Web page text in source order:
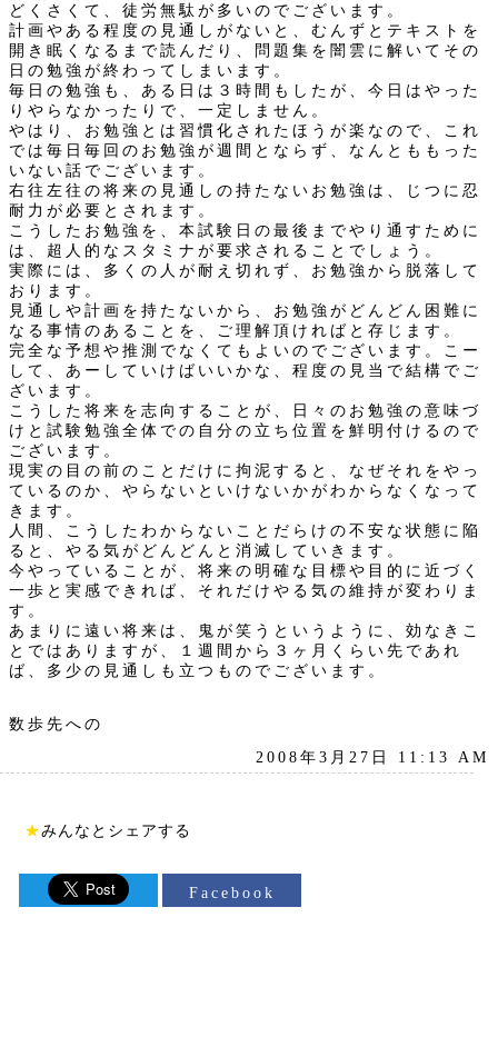
どくさくて、徒労無駄が多いのでございます。
計画やある程度の見通しがないと、むんずとテキストを
開き眠くなるまで読んだり、問題集を闇雲に解いてその
日の勉強が終わってしまいます。
毎日の勉強も、ある日は３時間もしたが、今日はやった
りやらなかったりで、一定しません。
やはり、お勉強とは習慣化されたほうが楽なので、これ
では毎日毎回のお勉強が週間とならず、なんとももった
いない話でございます。
右往左往の将来の見通しの持たないお勉強は、じつに忍
耐力が必要とされます。
こうしたお勉強を、本試験日の最後までやり通すために
は、超人的なスタミナが要求されることでしょう。
実際には、多くの人が耐え切れず、お勉強から脱落して
おります。
見通しや計画を持たないから、お勉強がどんどん困難に
なる事情のあることを、ご理解頂ければと存じます。
完全な予想や推測でなくてもよいのでございます。こー
して、あーしていけばいいかな、程度の見当で結構でご
ざいます。
こうした将来を志向することが、日々のお勉強の意味づ
けと試験勉強全体での自分の立ち位置を鮮明付けるので
ございます。
現実の目の前のことだけに拘泥すると、なぜそれをやっ
ているのか、やらないといけないかがわからなくなって
きます。
人間、こうしたわからないことだらけの不安な状態に陥
ると、やる気がどんどんと消滅していきます。
今やっていることが、将来の明確な目標や目的に近づく
一歩と実感できれば、それだけやる気の維持が変わりま
す。
あまりに遠い将来は、鬼が笑うというように、効なきこ
とではありますが、１週間から３ヶ月くらい先であれ
ば、多少の見通しも立つものでございます。
数歩先への
2008年3月27日 11:13 AM
★みんなとシェアする
Facebook